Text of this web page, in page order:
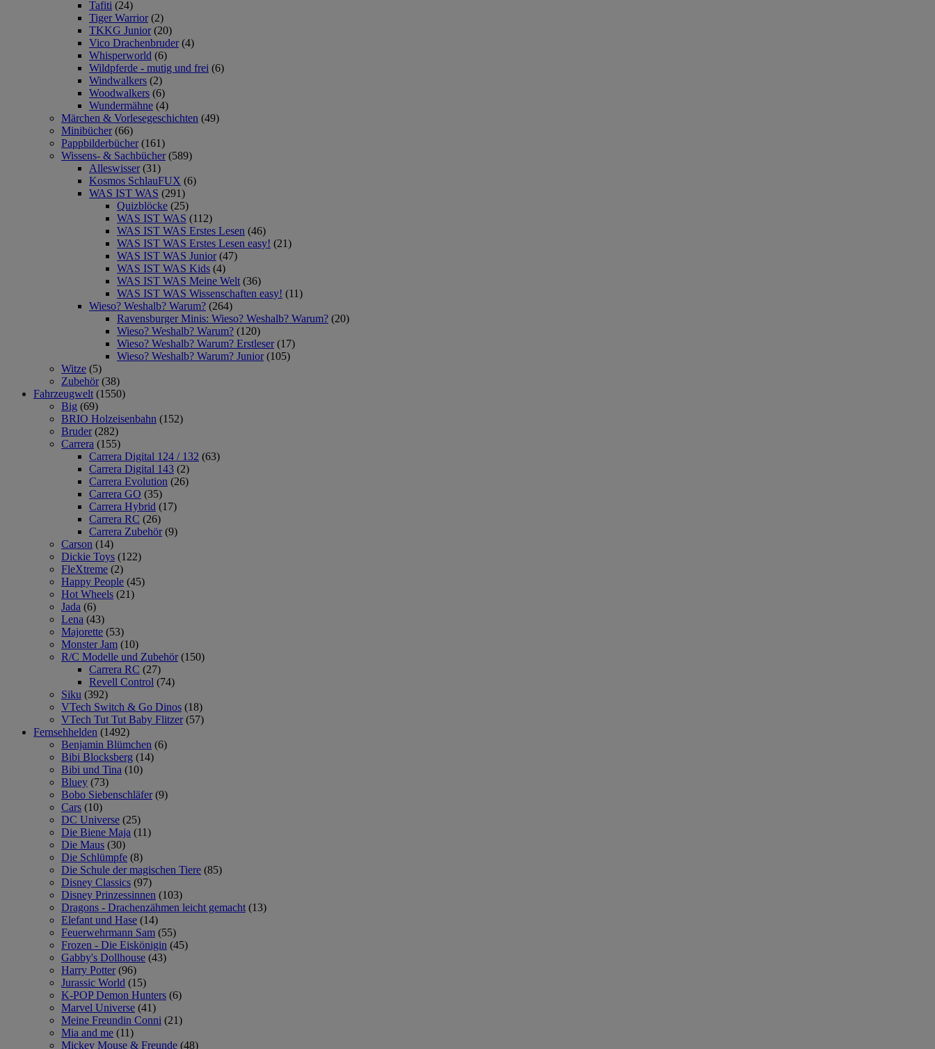
Tafiti (24)
Tiger Warrior (2)
TKKG Junior (20)
Vico Drachenbruder (4)
Whisperworld (6)
Wildpferde - mutig und frei (6)
Windwalkers (2)
Woodwalkers (6)
Wundermähne (4)
Märchen & Vorlesegeschichten (49)
Minibücher (66)
Pappbilderbücher (161)
Wissens- & Sachbücher (589)
Alleswisser (31)
Kosmos SchlauFUX (6)
WAS IST WAS (291)
Quizblöcke (25)
WAS IST WAS (112)
WAS IST WAS Erstes Lesen (46)
WAS IST WAS Erstes Lesen easy! (21)
WAS IST WAS Junior (47)
WAS IST WAS Kids (4)
WAS IST WAS Meine Welt (36)
WAS IST WAS Wissenschaften easy! (11)
Wieso? Weshalb? Warum? (264)
Ravensburger Minis: Wieso? Weshalb? Warum? (20)
Wieso? Weshalb? Warum? (120)
Wieso? Weshalb? Warum? Erstleser (17)
Wieso? Weshalb? Warum? Junior (105)
Witze (5)
Zubehör (38)
Fahrzeugwelt (1550)
Big (69)
BRIO Holzeisenbahn (152)
Bruder (282)
Carrera (155)
Carrera Digital 124 / 132 (63)
Carrera Digital 143 (2)
Carrera Evolution (26)
Carrera GO (35)
Carrera Hybrid (17)
Carrera RC (26)
Carrera Zubehör (9)
Carson (14)
Dickie Toys (122)
FleXtreme (2)
Happy People (45)
Hot Wheels (21)
Jada (6)
Lena (43)
Majorette (53)
Monster Jam (10)
R/C Modelle und Zubehör (150)
Carrera RC (27)
Revell Control (74)
Siku (392)
VTech Switch & Go Dinos (18)
VTech Tut Tut Baby Flitzer (57)
Fernsehhelden (1492)
Benjamin Blümchen (6)
Bibi Blocksberg (14)
Bibi und Tina (10)
Bluey (73)
Bobo Siebenschläfer (9)
Cars (10)
DC Universe (25)
Die Biene Maja (11)
Die Maus (30)
Die Schlümpfe (8)
Die Schule der magischen Tiere (85)
Disney Classics (97)
Disney Prinzessinnen (103)
Dragons - Drachenzähmen leicht gemacht (13)
Elefant und Hase (14)
Feuerwehrmann Sam (55)
Frozen - Die Eiskönigin (45)
Gabby's Dollhouse (43)
Harry Potter (96)
Jurassic World (15)
K-POP Demon Hunters (6)
Marvel Universe (41)
Meine Freundin Conni (21)
Mia and me (11)
Mickey Mouse & Freunde (48)